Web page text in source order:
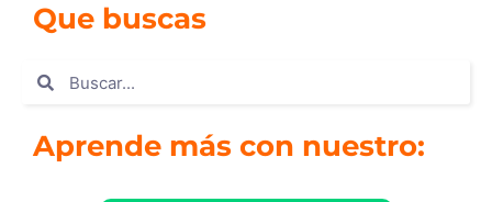
Que buscas
Aprende más con nuestro: